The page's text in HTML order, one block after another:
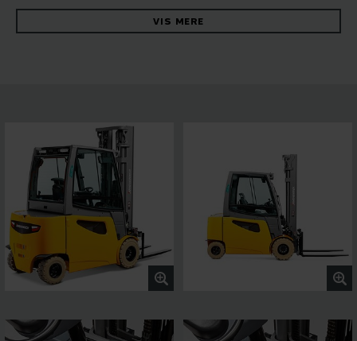
maximum efficiency through the most advanced 3-phase AC
technology combined with compact control and hydraulic
adjustable controls guarantee flexibility and safety.
Ergonomically perfected and intuitively steerable, the
series 4 EFG trucks are our universal power horses for
demanding operations.
VIS MERE